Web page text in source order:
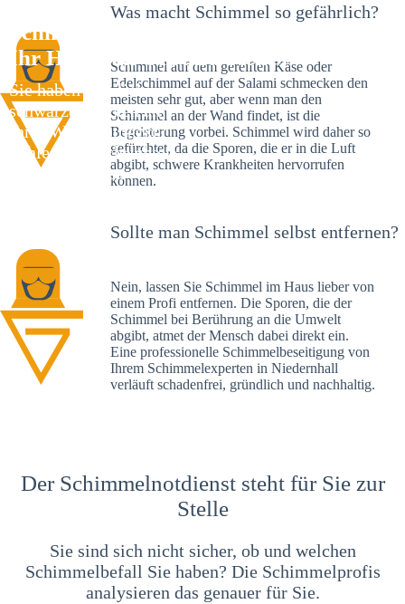
Schimmelexperte in Niedernhall –
Ihr Helfer an Ort und Stelle
Sie haben kürzlich
schwarze Flecken an
Ihrer Wand entdeckt?
Schlechte Nachrichten:
Sie haben einen
Was macht Schimmel so gefährlich?
Schimmel auf dem gereiften Käse oder
Edelschimmel auf der Salami schmecken den
meisten sehr gut, aber wenn man den
Schimmel an der Wand findet, ist die
Begeisterung vorbei. Schimmel wird daher so
gefürchtet, da die Sporen, die er in die Luft
abgibt, schwere Krankheiten hervorrufen
können.
Sollte man Schimmel selbst entfernen?
Nein, lassen Sie Schimmel im Haus lieber von
einem Profi entfernen. Die Sporen, die der
Schimmel bei Berührung an die Umwelt
abgibt, atmet der Mensch dabei direkt ein.
Eine professionelle Schimmelbeseitigung von
Ihrem Schimmelexperten in Niedernhall
verläuft schadenfrei, gründlich und nachhaltig.
Der Schimmelnotdienst steht für Sie zur
Stelle
Sie sind sich nicht sicher, ob und welchen
Schimmelbefall Sie haben? Die Schimmelprofis
analysieren das genauer für Sie.